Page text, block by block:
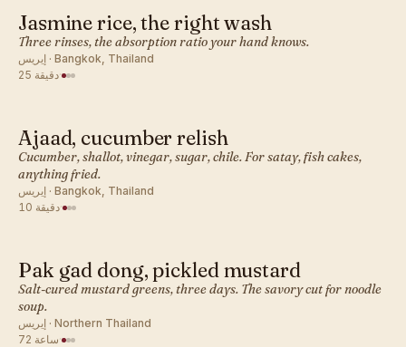
تايلاندي · طبق جانبي
Jasmine rice, the right wash
Three rinses, the absorption ratio your hand knows.
إيريس · Bangkok, Thailand
25 دقيقة·
تايلاندي · طبق جانبي
Ajaad, cucumber relish
Cucumber, shallot, vinegar, sugar, chile. For satay, fish cakes,
anything fried.
إيريس · Bangkok, Thailand
10 دقيقة·
تايلاندي · طبق جانبي
Pak gad dong, pickled mustard
Salt-cured mustard greens, three days. The savory cut for noodle
soup.
إيريس · Northern Thailand
72 ساعة·